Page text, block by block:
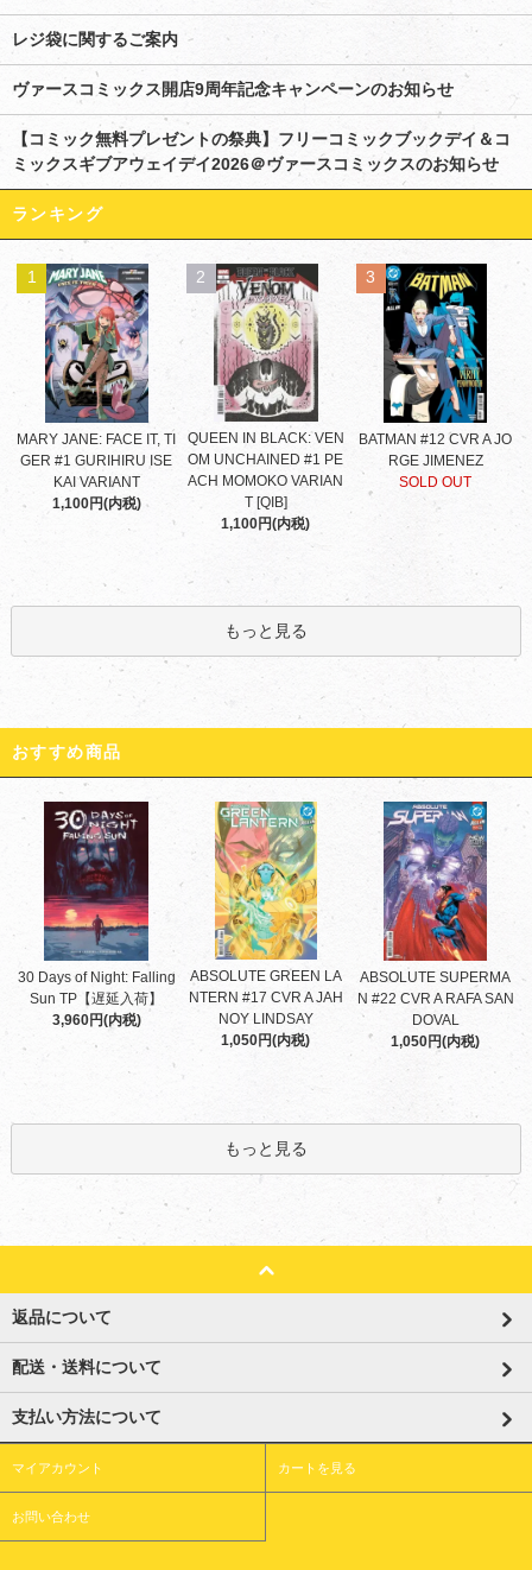
レジ袋に関するご案内
ヴァースコミックス開店9周年記念キャンペーンのお知らせ
【コミック無料プレゼントの祭典】フリーコミックブックデイ＆コ
ミックスギブアウェイデイ2026＠ヴァースコミックスのお知らせ
ランキング
1
MARY JANE: FACE IT, TI
GER #1 GURIHIRU ISE
KAI VARIANT
1,100円(内税)
2
QUEEN IN BLACK: VEN
OM UNCHAINED #1 PE
ACH MOMOKO VARIAN
T [QIB]
1,100円(内税)
3
BATMAN #12 CVR A JO
RGE JIMENEZ
SOLD OUT
もっと見る
おすすめ商品
30 Days of Night: Falling
Sun TP【遅延入荷】
3,960円(内税)
ABSOLUTE GREEN LA
NTERN #17 CVR A JAH
NOY LINDSAY
1,050円(内税)
ABSOLUTE SUPERMA
N #22 CVR A RAFA SAN
DOVAL
1,050円(内税)
もっと見る
返品について
配送・送料について
支払い方法について
マイアカウント カートを見る
お問い合わせ